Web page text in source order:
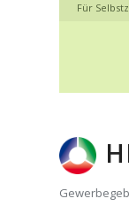
Für